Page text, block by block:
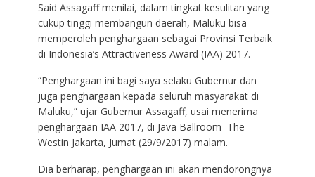
Said Assagaff menilai, dalam tingkat kesulitan yang
cukup tinggi membangun daerah, Maluku bisa
memperoleh penghargaan sebagai Provinsi Terbaik
di Indonesia’s Attractiveness Award (IAA) 2017.
“Penghargaan ini bagi saya selaku Gubernur dan
juga penghargaan kepada seluruh masyarakat di
Maluku,” ujar Gubernur Assagaff, usai menerima
penghargaan IAA 2017, di Java Ballroom The
Westin Jakarta, Jumat (29/9/2017) malam.
Dia berharap, penghargaan ini akan mendorongnya